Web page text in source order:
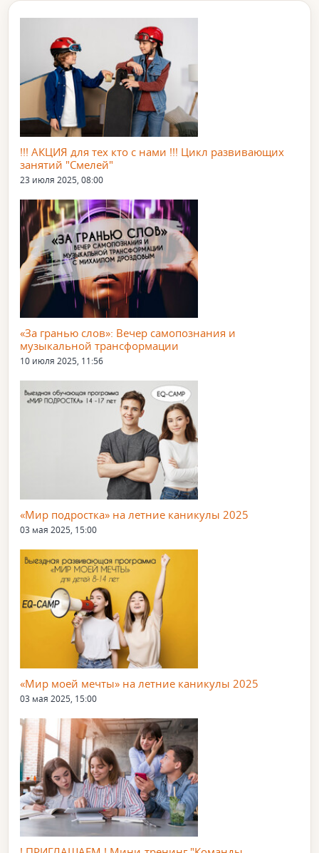
!!! АКЦИЯ для тех кто с нами !!! Цикл развивающих
занятий "Смелей"
23 июля 2025, 08:00
«За гранью слов»: Вечер самопознания и
музыкальной трансформации
10 июля 2025, 11:56
«Мир подростка» на летние каникулы 2025
03 мая 2025, 15:00
«Мир моей мечты» на летние каникулы 2025
03 мая 2025, 15:00